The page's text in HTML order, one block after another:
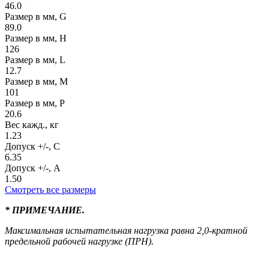
46.0
Размер в мм, G
89.0
Размер в мм, H
126
Размер в мм, L
12.7
Размер в мм, M
101
Размер в мм, P
20.6
Вес кажд., кг
1.23
Допуск +/-, C
6.35
Допуск +/-, A
1.50
Смотреть все размеры
* ПРИМЕЧАНИЕ.
Максимальная испытательная нагрузка равна 2,0-кратной
предельной рабочей нагрузке (ПРН).